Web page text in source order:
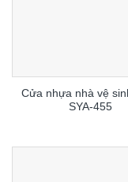
Cửa nhựa nhà vệ
SYA-455